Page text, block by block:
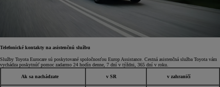
Telefonické kontakty na asistenčnú službu
Služby Toyota Eurocare sú poskytované spoločnosťou Europ Assistance. Cestná asistenčná služba Toyota vám
vychádza poskytnúť pomoc zadarmo 24 hodín denne, 7 dní v týždni, 365 dní v roku.
Ak sa nachádzate v SR v zahraničí